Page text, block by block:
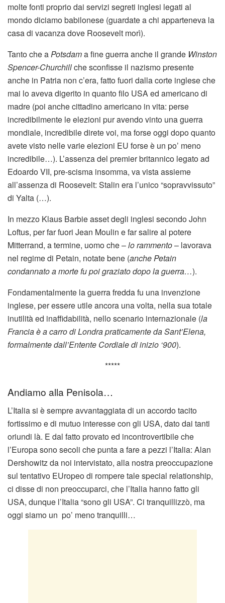
molte fonti proprio dai servizi segreti inglesi legati al
mondo diciamo babilonese (guardate a chi apparteneva la
casa di vacanza dove Roosevelt morì).
Tanto che a Potsdama fine guerra anche il grande Winston
Spencer-Churchillche sconfisse il nazismo presente
anche in Patria non c’era, fatto fuori dalla corte inglese che
mai lo aveva digerito in quanto filo USA ed americano di
madre (poi anche cittadino americano in vita: perse
incredibilmente le elezioni pur avendo vinto una guerra
mondiale, incredibile direte voi, ma forse oggi dopo quanto
avete visto nelle varie elezioni EU forse è un po’ meno
incredibile…). L’assenza del premier britannico legato ad
Edoardo VII, pre-scisma insomma, va vista assieme
all’assenza di Roosevelt: Stalin era l’unico “sopravvissuto”
di Yalta (…).
In mezzo Klaus Barbie asset degli inglesi secondo John
Loftus, per far fuori Jean Moulin e far salire al potere
Mitterrand, a termine, uomo che –lo rammento– lavorava
nel regime di Petain, notate bene (anche Petain
condannato a morte fu poi graziato dopo la guerra…).
Fondamentalmente la guerra fredda fu una invenzione
inglese, per essere utile ancora una volta, nella sua totale
inutilità ed inaffidabilità, nello scenario internazionale (la
Francia è a carro di Londra praticamente da Sant’Elena,
formalmente dall’Entente Cordiale di inizio ‘900).
*****
Andiamo alla Penisola…
L’Italia si è sempre avvantaggiata di un accordo tacito
fortissimo e di mutuo interesse con gli USA, dato dai tanti
oriundi là. E dal fatto provato ed incontrovertibile che
l’Europa sono secoli che punta a fare a pezzi l’Italia: Alan
Dershowitz da noi intervistato, alla nostra preoccupazione
sul tentativo EUropeo di rompere tale special relationship,
ci disse di non preoccuparci, che l’Italia hanno fatto gli
USA, dunque l’Italia “sono gli USA”. Ci tranquillizzò, ma
oggi siamo un po’ meno tranquilli…